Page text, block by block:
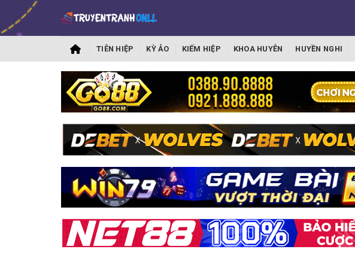
TIÊN HIỆP KỲ ẢO KIẾM HIỆP KHOA HUYỄN HUYỀN NGHI